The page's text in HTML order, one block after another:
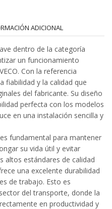
ADICIONAL
dentro de la categoría
un funcionamiento
Con la referencia
fiabilidad y la calidad que
del fabricante. Su diseño
perfecta con los modelos
en una instalación sencilla y
fundamental para mantener
su vida útil y evitar
altos estándares de calidad
una excelente durabilidad
de trabajo. Esto es
del transporte, donde la
en productividad y